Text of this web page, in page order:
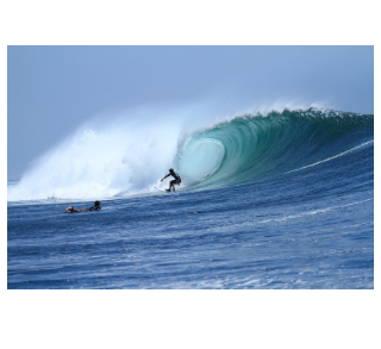
OYZ
Soulman
VAGY